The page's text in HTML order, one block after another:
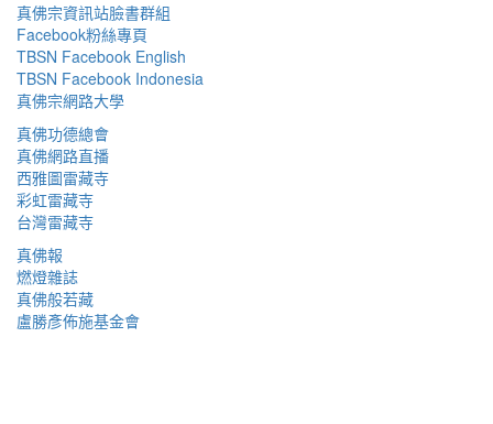
真佛宗資訊站臉書群組
Facebook粉絲專頁
TBSN Facebook English
TBSN Facebook Indonesia
真佛宗網路大學
真佛功德總會
真佛網路直播
西雅圖雷藏寺
彩虹雷藏寺
台灣雷藏寺
真佛報
燃燈雜誌
真佛般若藏
盧勝彥佈施基金會